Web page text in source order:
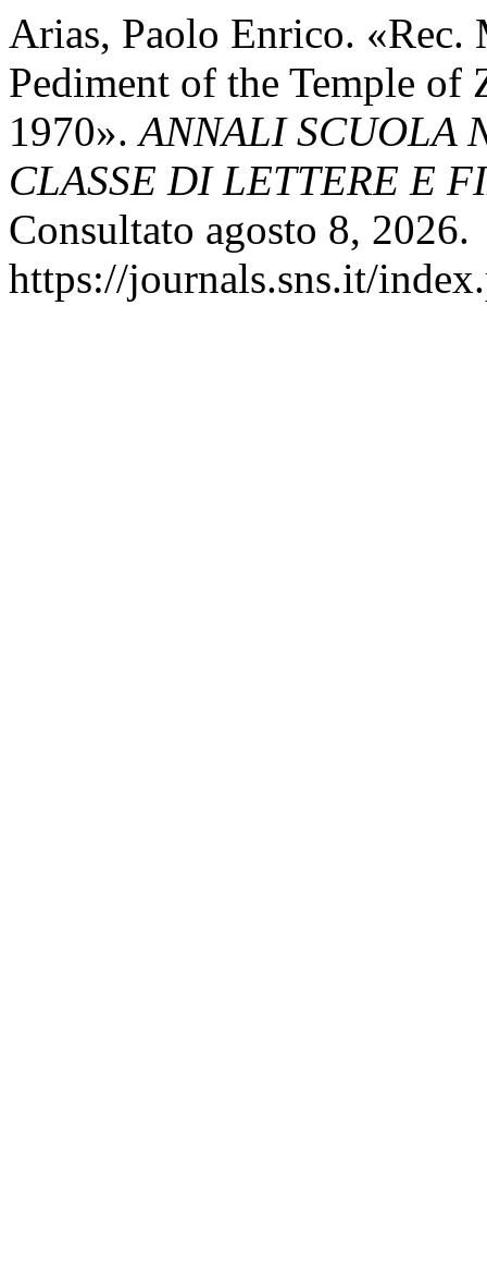
Arias, Paolo Enrico. «Rec.
Pediment of the Temple of
1970».ANNALI SCUOLA
CLASSE DI LETTERE E
Consultato agosto 8, 2026.
https://journals.sns.it/